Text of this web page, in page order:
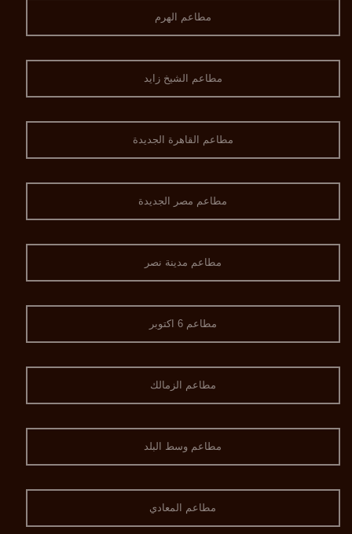
مطاعم الهرم
مطاعم الشيخ زايد
مطاعم القاهرة الجديدة
مطاعم مصر الجديدة
مطاعم مدينة نصر
مطاعم 6 اكتوبر
مطاعم الزمالك
مطاعم وسط البلد
مطاعم المعادي